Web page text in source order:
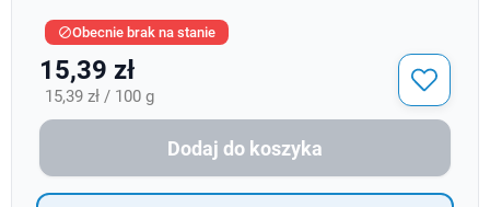
Obecnie brak na stanie
15,39 zł
15,39 zł / 100 g
Dodaj do koszyka